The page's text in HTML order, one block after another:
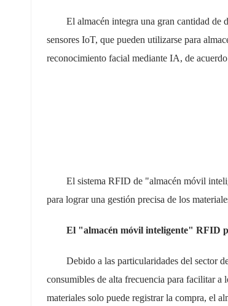
Polski
El almacén integra una gran cantidad de
sensores IoT, que pueden utilizarse para
reconocimiento facial mediante IA, de
El sistema RFID de "almacén móvil
para lograr una gestión precisa de los
El "almacén móvil inteligente" RFID
Debido a las particularidades del sector
consumibles de alta frecuencia para facilitar a
materiales solo puede registrar la compra, el